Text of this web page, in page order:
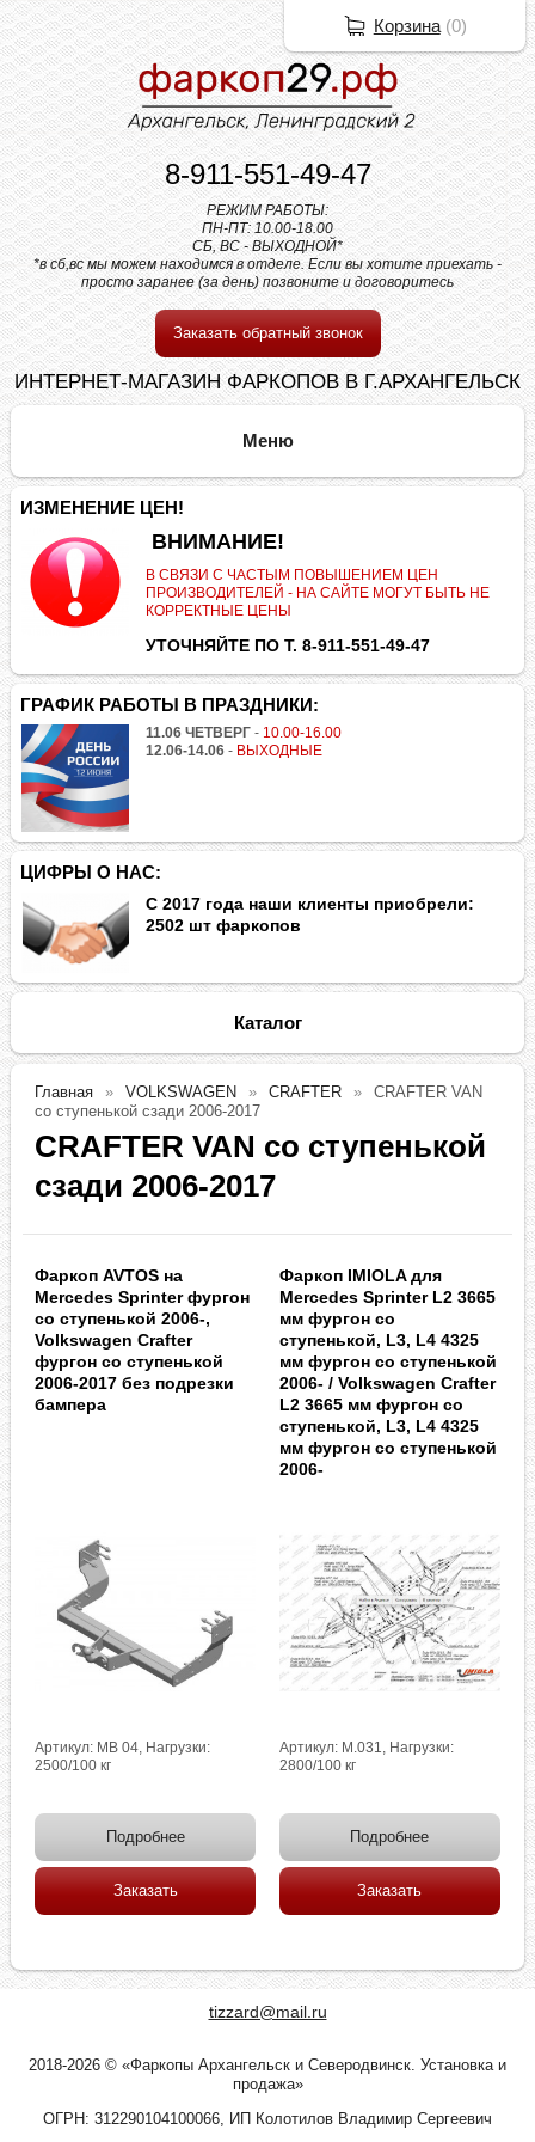
8-911-551-49-47
РЕЖИМ РАБОТЫ:
ПН-ПТ: 10.00-18.00
СБ, ВС - ВЫХОДНОЙ*
*в сб,вс мы можем находимся в отделе. Если вы хотите приехать -
просто заранее (за день) позвоните и договоритесь
Заказать обратный звонок
ИНТЕРНЕТ-МАГАЗИН ФАРКОПОВ В Г.АРХАНГЕЛЬСК
ИЗМЕНЕНИЕ ЦЕН!
ВНИМАНИЕ!
В СВЯЗИ С ЧАСТЫМ ПОВЫШЕНИЕМ ЦЕН
ПРОИЗВОДИТЕЛЕЙ - НА САЙТЕ МОГУТ БЫТЬ НЕ
КОРРЕКТНЫЕ ЦЕНЫ
УТОЧНЯЙТЕ ПО Т. 8-911-551-49-47
ГРАФИК РАБОТЫ В ПРАЗДНИКИ:
11.06 ЧЕТВЕРГ - 10.00-16.00
12.06-14.06 - ВЫХОДНЫЕ
ЦИФРЫ О НАС:
С 2017 года наши клиенты приобрели:
2502 шт фаркопов
Каталог
Главная VOLKSWAGEN CRAFTER
CRAFTER VAN
со ступенькой сзади 2006-2017
CRAFTER VAN со ступенькой
сзади 2006-2017
Фаркоп AVTOS на
Mercedes Sprinter фургон
со ступенькой 2006-,
Volkswagen Crafter
фургон со ступенькой
2006-2017 без подрезки
бампера
Артикул: MB 04, Нагрузки:
2500/100 кг
Подробнее
Заказать
Фаркоп IMIOLA для
Mercedes Sprinter L2 3665
мм фургон со
ступенькой, L3, L4 4325
мм фургон со ступенькой
2006- / Volkswagen Crafter
L2 3665 мм фургон со
ступенькой, L3, L4 4325
мм фургон со ступенькой
2006-
Артикул: M.031, Нагрузки:
2800/100 кг
Подробнее
Заказать
tizzard@mail.ru
2018-2026 © «Фаркопы Архангельск и Северодвинск. Установка и
продажа»
ОГРН: 312290104100066, ИП Колотилов Владимир Сергеевич
Корзина(0)